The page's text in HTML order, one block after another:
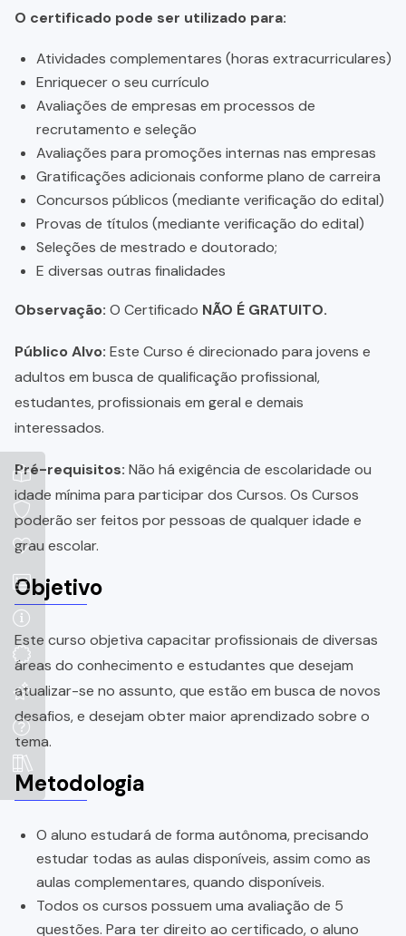
O certificado pode ser utilizado para:
Atividades complementares (horas extracurriculares)
Enriquecer o seu currículo
Avaliações de empresas em processos de
recrutamento e seleção
Avaliações para promoções internas nas empresas
Gratificações adicionais conforme plano de carreira
Concursos públicos (mediante verificação do edital)
Provas de títulos (mediante verificação do edital)
Seleções de mestrado e doutorado;
E diversas outras finalidades
Observação: O Certificado NÃO É GRATUITO.
Público Alvo: Este Curso é direcionado para jovens e
adultos em busca de qualificação profissional,
estudantes, profissionais em geral e demais
interessados.
Pré-requisitos: Não há exigência de escolaridade ou
idade mínima para participar dos Cursos. Os Cursos
poderão ser feitos por pessoas de qualquer idade e
grau escolar.
Objetivo
Este curso objetiva capacitar profissionais de diversas
áreas do conhecimento e estudantes que desejam
atualizar-se no assunto, que estão em busca de novos
desafios, e desejam obter maior aprendizado sobre o
tema.
Metodologia
O aluno estudará de forma autônoma, precisando
estudar todas as aulas disponíveis, assim como as
aulas complementares, quando disponíveis.
Todos os cursos possuem uma avaliação de 5
questões. Para ter direito ao certificado, o aluno